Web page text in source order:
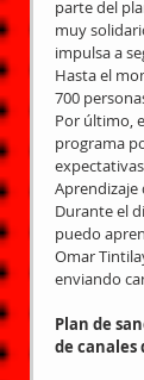
parte del
muy
impulsa a
Hasta el
700
Por último,
programa
Aprendizaje
Durante el
puedo
Omar
enviando
Plan de
de canales